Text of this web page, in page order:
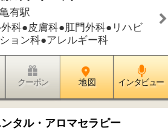
地 図 インタビュー
ック
地 図 インタビュー